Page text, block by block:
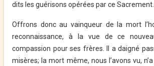
dits les guérisons opérées par ce Sacrement.
Offrons donc au vainqueur de la mort
reconnaissance, à la vue de ce
compassion pour ses frères. Il a daigné
misères; la mort même, nous l’avons vu,